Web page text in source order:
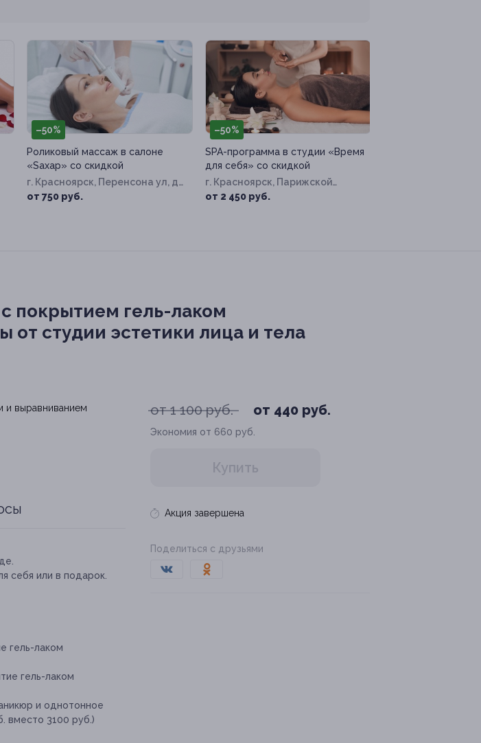
–50%
Роликовый массаж в салоне
«Sахар» со скидкой
г. Красноярск, Перенсона ул, д.
1
от 750 руб.
–50%
SPA-программа в студии «Время
для себя» со скидкой
г. Красноярск, Парижской
Коммуны ул, д. 39а
от 2 450 руб.
покрытием гель-лаком
от студии эстетики лица и тела
от 1 100 руб. от 440 руб.
Экономия от 660 руб.
Купить
Акция завершена
Поделиться с друзьями
себя или в подарок.
гель-лаком
гель-лаком
и однотонное
вместо 3100 руб.)